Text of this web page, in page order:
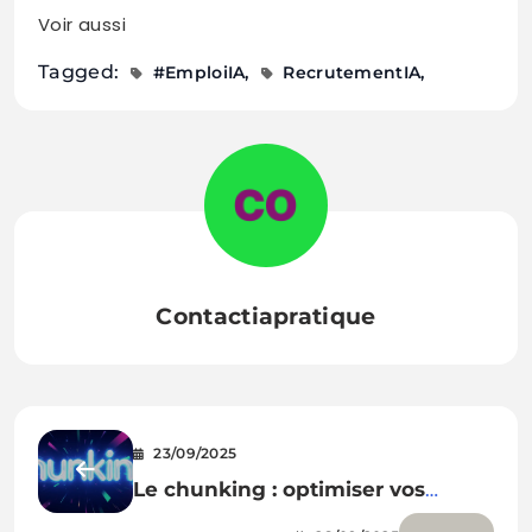
Voir aussi
Tagged: #EmploiIA RecrutementIA
Contactiapratique
23/09/2025
Le chunking : optimiser vos
contenus pour le SEO & le GEO